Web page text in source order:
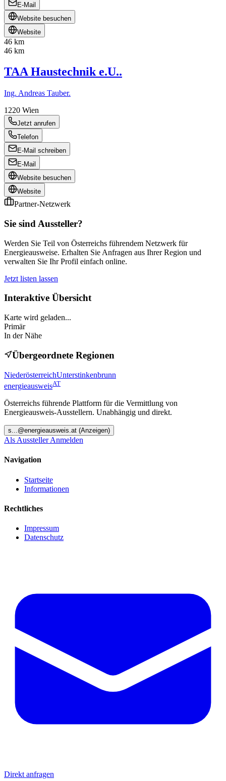
E-Mail
Website besuchen
Website
46 km
46 km
TAA Haustechnik e.U..
Ing. Andreas Tauber.
1220 Wien
Jetzt anrufen
Telefon
E-Mail schreiben
E-Mail
Website besuchen
Website
Partner-Netzwerk
Sie sind Aussteller?
Werden Sie Teil von Österreichs führendem Netzwerk für
Energieausweise. Erhalten Sie Anfragen aus Ihrer Region und
verwalten Sie Ihr Profil einfach online.
Jetzt listen lassen
Interaktive Übersicht
Karte wird geladen...
Primär
In der Nähe
Übergeordnete Regionen
NiederösterreichUnterstinkenbrunn
energieausweisAT
Österreichs führende Plattform für die Vermittlung von
Energieausweis-Ausstellern. Unabhängig und direkt.
s ...@energieausweis.at (Anzeigen)
Als Aussteller Anmelden
Navigation
Startseite
Informationen
Rechtliches
Impressum
Datenschutz
Direkt anfragen